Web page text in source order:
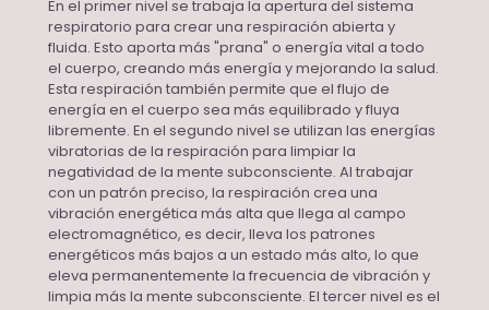
En el primer nivel se trabaja la apertura del sistema
respiratorio para crear una respiración abierta y
fluida. Esto aporta más "prana" o energía vital a todo
el cuerpo, creando más energía y mejorando la salud.
Esta respiración también permite que el flujo de
energía en el cuerpo sea más equilibrado y fluya
libremente. En el segundo nivel se utilizan las energías
vibratorias de la respiración para limpiar la
negatividad de la mente subconsciente. Al trabajar
con un patrón preciso, la respiración crea una
vibración energética más alta que llega al campo
electromagnético, es decir, lleva los patrones
energéticos más bajos a un estado más alto, lo que
eleva permanentemente la frecuencia de vibración y
limpia más la mente subconsciente. El tercer nivel es el